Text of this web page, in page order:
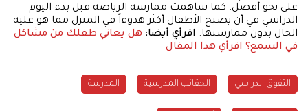
على نحو أفضل. كما ساهمت ممارسة الرياضة قبل بدء اليوم
الدراسي في أن يصبح الأطفال أكثر هدوءاً في المنزل مما هو عليه
الحال بدون ممارستها. اقرأي أيضا: هل يعاني طفلك من مشاكل
في السمع؟ اقرأي هذا المقال
التفوق الدراسي الحقائب المدرسية المدرسة